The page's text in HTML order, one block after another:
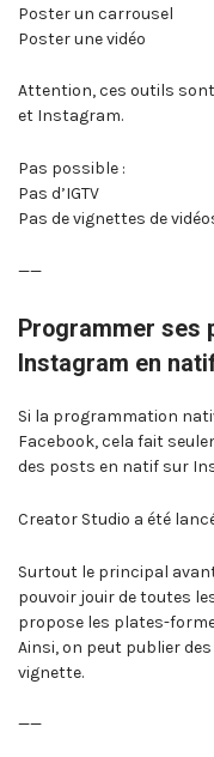
Poster un carrousel
Poster une vidéo
Attention, ces outils
et Instagram.
Pas possible :
Pas d’IGTV
Pas de vignettes de
——
Programmer ses
Instagram en
Si la programmation
Facebook, cela fait
des posts en natif sur
Creator Studio a été
Surtout le principal
pouvoir jouir de toutes
propose les plates-
Ainsi, on peut publier
vignette.
——